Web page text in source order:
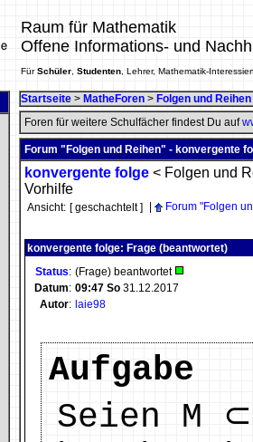
Raum für Mathematik
Offene Informations- und
FürSchüler Studenten , Lehrer, Mathematik-
Startseite > MatheForen > Folgen und Reihen
Foren für weitere Schulfächer findest Du auf
Forum "Folgen und Reihen" - konvergente
konvergente folge < Folgen und
Vorhilfe
Ansicht: [ geschachtelt ] Forum "Folgen
konvergente folge: Frage (beantwortet)
Status: (Frage) beantwortet
Datum: 09:47 So 31.12.2017
Autor: laie98
Aufgabe
Seien M